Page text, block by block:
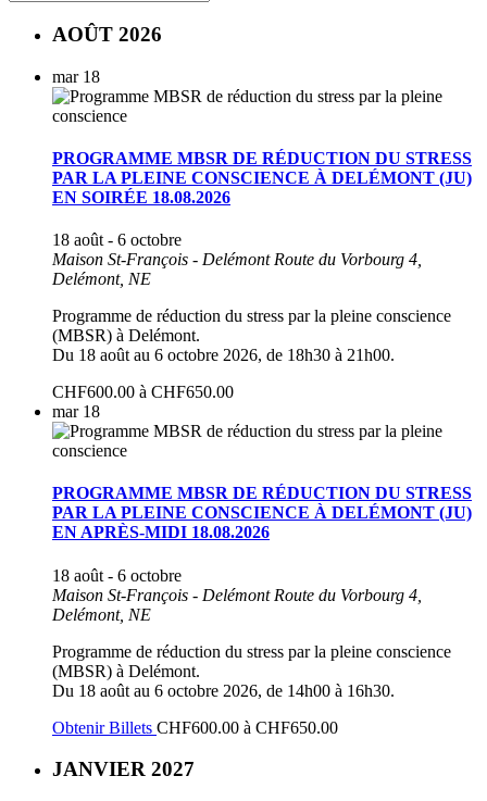
AOÛT 2026
mar 18
PROGRAMME MBSR DE RÉDUCTION DU STRESS
PAR LA PLEINE CONSCIENCE À DELÉMONT (JU)
EN SOIRÉE 18.08.2026
18 août - 6 octobre
Maison St-François - Delémont Route du Vorbourg 4,
Delémont, NE
Programme de réduction du stress par la pleine conscience
(MBSR) à Delémont.
Du 18 août au 6 octobre 2026, de 18h30 à 21h00.
CHF600.00 à CHF650.00
mar 18
PROGRAMME MBSR DE RÉDUCTION DU STRESS
PAR LA PLEINE CONSCIENCE À DELÉMONT (JU)
EN APRÈS-MIDI 18.08.2026
18 août - 6 octobre
Maison St-François - Delémont Route du Vorbourg 4,
Delémont, NE
Programme de réduction du stress par la pleine conscience
(MBSR) à Delémont.
Du 18 août au 6 octobre 2026, de 14h00 à 16h30.
Obtenir Billets CHF600.00 à CHF650.00
JANVIER 2027